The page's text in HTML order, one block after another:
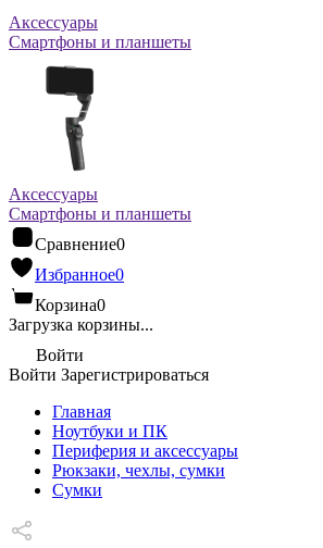
Аксессуары
Смартфоны и планшеты
Аксессуары
Смартфоны и планшеты
Сравнение0
Избранное0
Корзина0
Загрузка корзины...
Войти
Войти Зарегистрироваться
Главная
Ноутбуки и ПК
Периферия и аксессуары
Рюкзаки, чехлы, сумки
Сумки